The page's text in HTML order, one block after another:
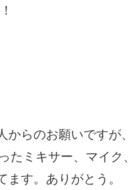
らのお願いですが
たミキサー、マイク
す。ありがとう。